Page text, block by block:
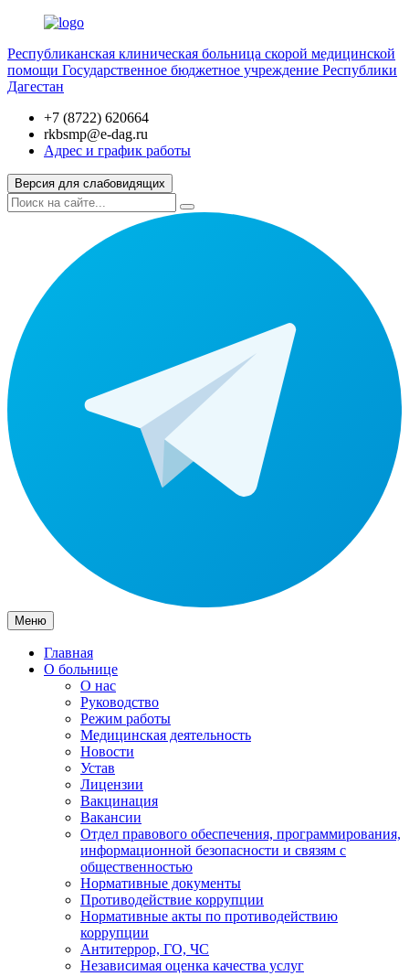
Республиканская клиническая больница скорой медицинской
помощи Государственное бюджетное учреждение Республики
Дагестан
+7 (8722) 620664
rkbsmp@e-dag.ru
Адрес и график работы
Версия для слабовидящих
Меню
Главная
О больнице
О нас
Руководство
Режим работы
Медицинская деятельность
Новости
Устав
Лицензии
Вакцинация
Вакансии
Отдел правового обеспечения, программирования,
информационной безопасности и связям с
общественностью
Нормативные документы
Противодействие коррупции
Нормативные акты по противодействию
коррупции
Антитеррор, ГО, ЧС
Независимая оценка качества услуг